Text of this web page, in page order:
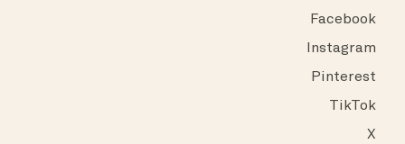
Facebook
Instagram
Pinterest
TikTok
X